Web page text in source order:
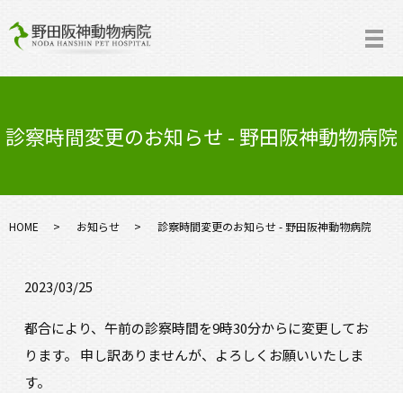
診察時間変更のお知らせ - 野田阪神動物病院
HOME お知らせ 診察時間変更のお知らせ - 野田阪神動物病院
2023/03/25
都合により、午前の診察時間を9時30分からに変更してお
ります。 申し訳ありませんが、よろしくお願いいたしま
す。